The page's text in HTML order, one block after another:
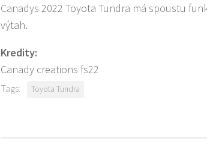
Canadys 2022 Toyota Tundra má spoustu
výtah.
Kredity:
Canady creations fs22
Tags: Toyota Tundra